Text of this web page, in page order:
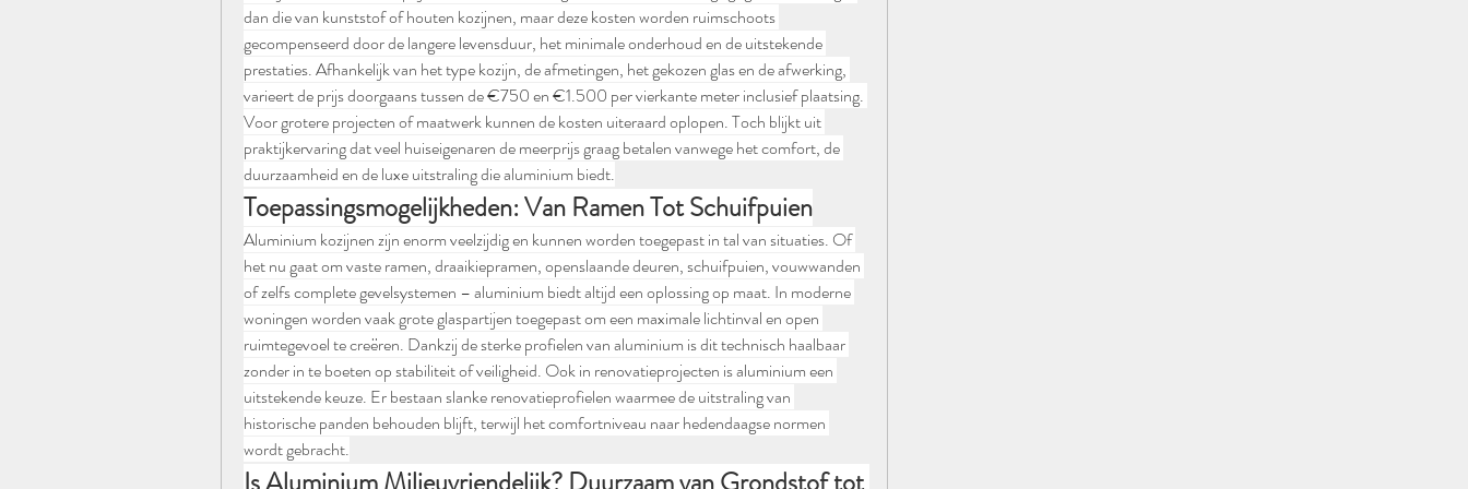
dan die van kunststof of houten kozijnen, maar deze kosten worden ruimschoots
gecompenseerd door de langere levensduur, het minimale onderhoud en de uitstekende
prestaties. Afhankelijk van het type kozijn, de afmetingen, het gekozen glas en de afwerking,
varieert de prijs doorgaans tussen de €750 en €1.500 per vierkante meter inclusief plaatsing.
Voor grotere projecten of maatwerk kunnen de kosten uiteraard oplopen. Toch blijkt uit
praktijkervaring dat veel huiseigenaren de meerprijs graag betalen vanwege het comfort, de
duurzaamheid en de luxe uitstraling die aluminium biedt.
Toepassingsmogelijkheden: Van Ramen Tot Schuifpuien
Aluminium kozijnen zijn enorm veelzijdig en kunnen worden toegepast in tal van situaties. Of
het nu gaat om vaste ramen, draaikiepramen, openslaande deuren, schuifpuien, vouwwanden
of zelfs complete gevelsystemen – aluminium biedt altijd een oplossing op maat. In moderne
woningen worden vaak grote glaspartijen toegepast om een maximale lichtinval en open
ruimtegevoel te creëren. Dankzij de sterke profielen van aluminium is dit technisch haalbaar
zonder in te boeten op stabiliteit of veiligheid. Ook in renovatieprojecten is aluminium een
uitstekende keuze. Er bestaan slanke renovatieprofielen waarmee de uitstraling van
historische panden behouden blijft, terwijl het comfortniveau naar hedendaagse normen
wordt gebracht.